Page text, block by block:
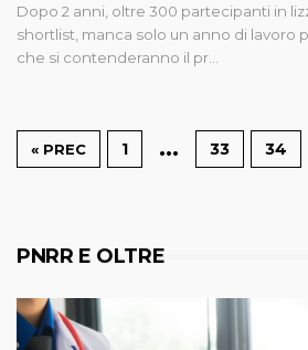
Dopo 2 anni, oltre 300 partecipanti in
shortlist, manca solo un anno di lavoro
che si contenderanno il pr…
« PREC 1 … 33 34
PNRR E OLTRE